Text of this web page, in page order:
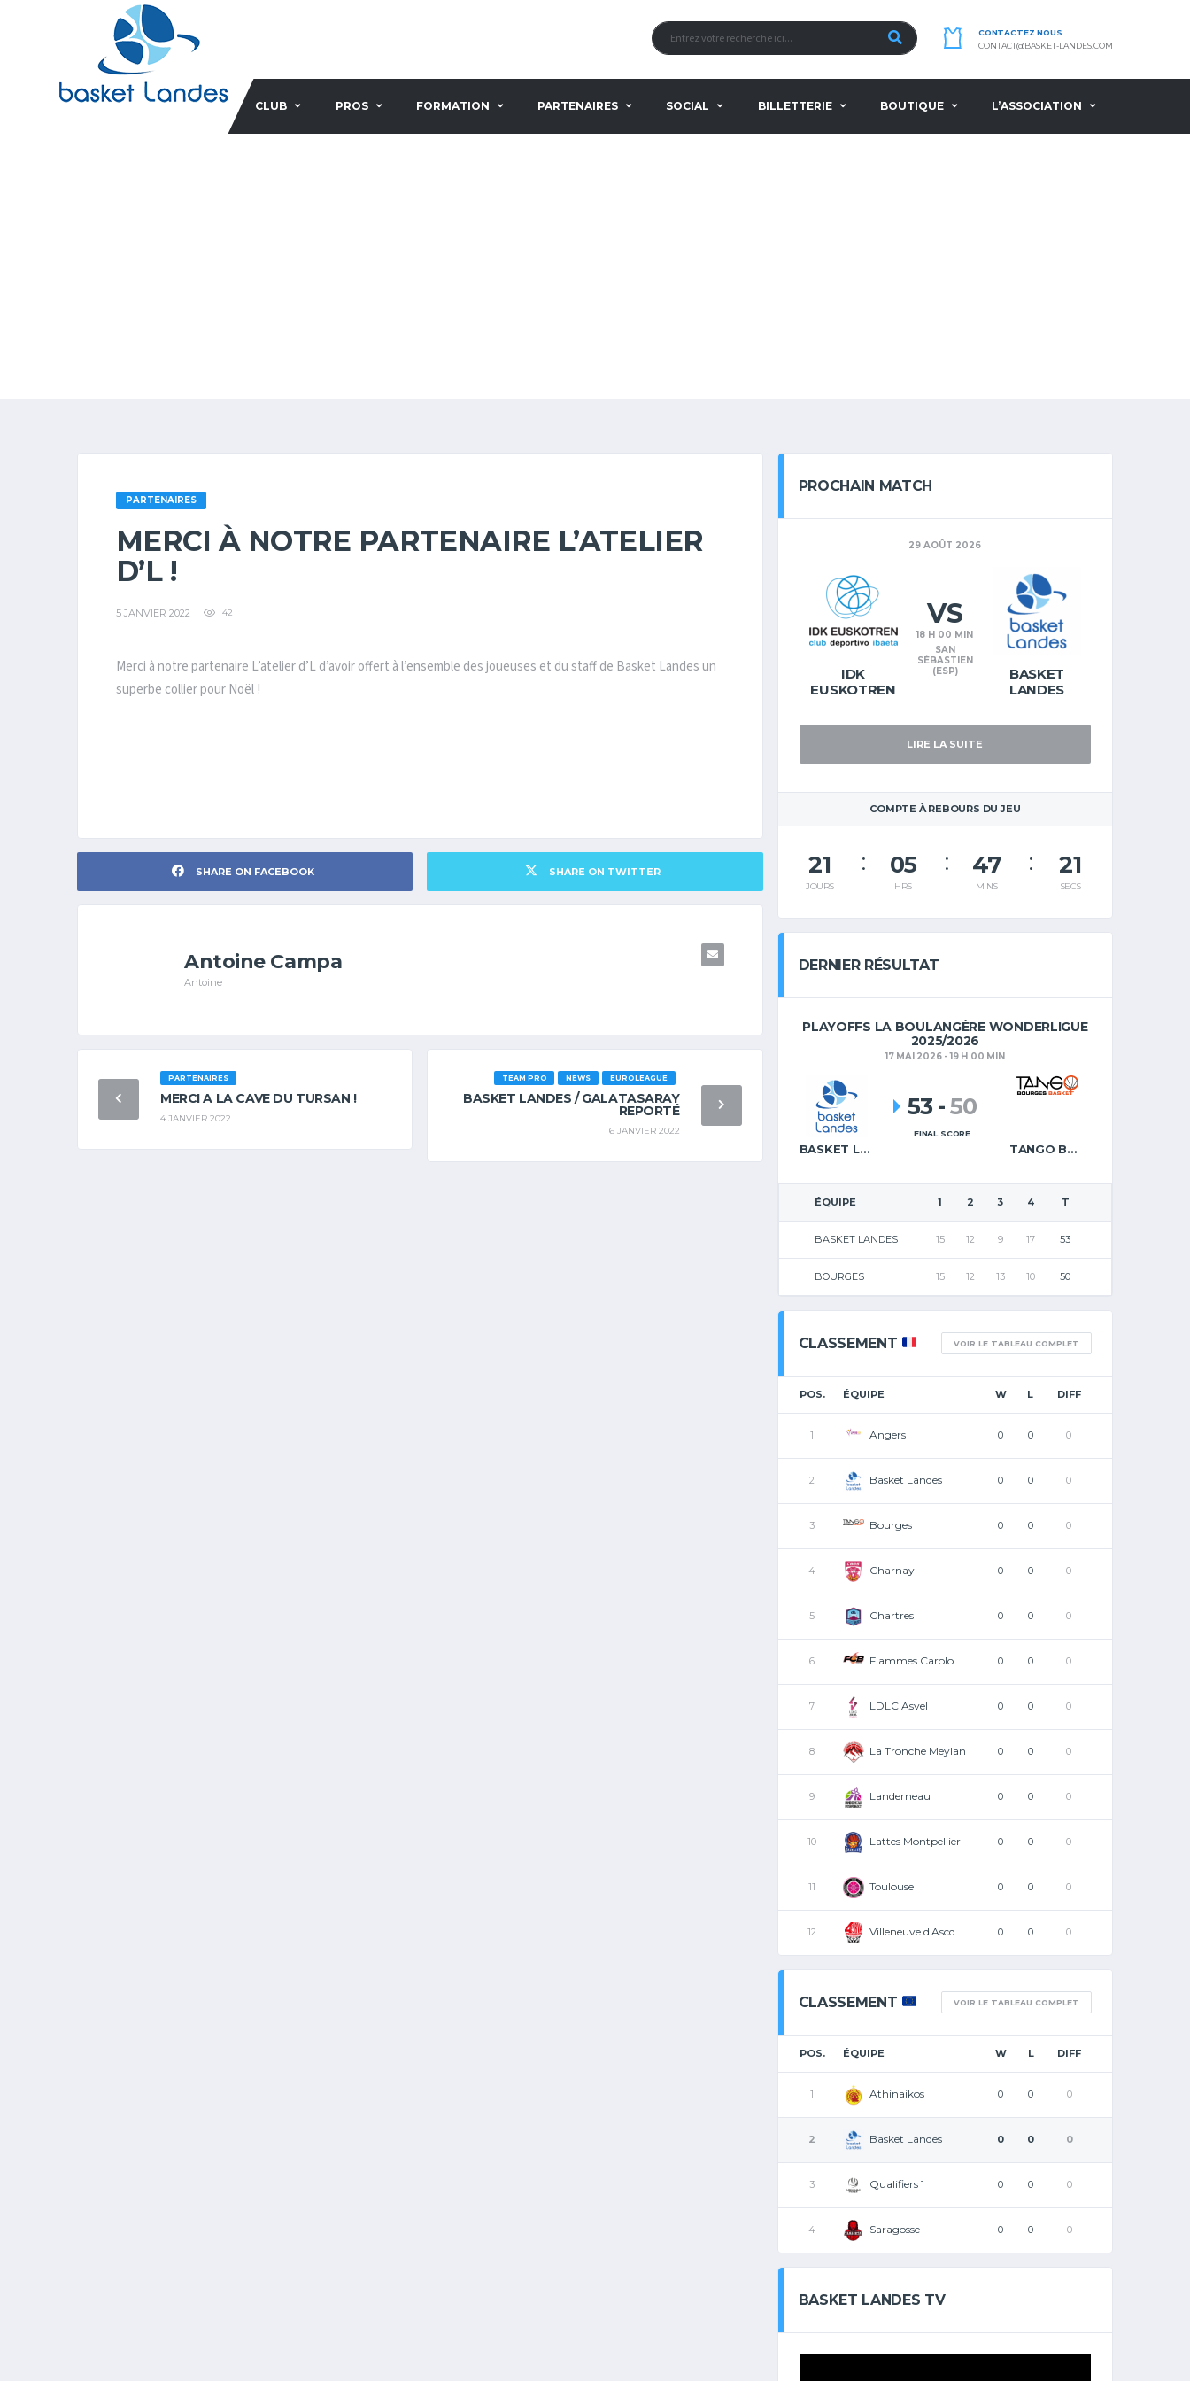
CONTACTEZ NOUS
CONTACT@BASKET-LANDES.COM
CLUB PROS FORMATION PARTENAIRES SOCIAL BILLETTERIE BOUTIQUE L’ASSOCIATION
PARTENAIRES
MERCI À NOTRE PARTENAIRE L’ATELIER
D’L !
5 JANVIER 2022 42
Merci à notre partenaire L’atelier d’L d’avoir offert à l’ensemble des joueuses et du staff de Basket Landes un
superbe collier pour Noël !
SHARE ON FACEBOOK SHARE ON TWITTER
Antoine Campa
Antoine
PARTENAIRES
MERCI A LA CAVE DU TURSAN !
4 JANVIER 2022
EUROLEAGUE
NEWS
TEAM PRO
BASKET LANDES / GALATASARAY
REPORTÉ
6 JANVIER 2022
PROCHAIN MATCH
29 AOÛT 2026
IDK
EUSKOTREN
BASKET
LANDES
VS
18 H 00 MIN
SAN
SÉBASTIEN
(ESP)
LIRE LA SUITE
COMPTE À REBOURS DU JEU
21
JOURS
05
HRS
47
MINS
20
SECS
DERNIER RÉSULTAT
PLAYOFFS LA BOULANGÈRE WONDERLIGUE
2025/2026
17 MAI 2026 - 19 H 00 MIN
BASKET LANDES TANGO BOURGES BASKET
53 -50
FINAL SCORE
ÉQUIPE 1 2 3 4 T
BASKET LANDES 15 12 9 17 53
BOURGES 15 12 13 10 50
CLASSEMENT VOIR LE TABLEAU COMPLET
POS. ÉQUIPE W L DIFF
1 Angers 0 0 0
2 Basket Landes 0 0 0
3 Bourges 0 0 0
4 Charnay 0 0 0
5 Chartres 0 0 0
6 Flammes Carolo 0 0 0
7 LDLC Asvel 0 0 0
8 La Tronche Meylan 0 0 0
9 Landerneau 0 0 0
10 Lattes Montpellier 0 0 0
11 Toulouse 0 0 0
12 Villeneuve d'Ascq 0 0 0
CLASSEMENT VOIR LE TABLEAU COMPLET
POS. ÉQUIPE W L DIFF
1 Athinaikos 0 0 0
2 Basket Landes 0 0 0
3 Qualifiers 1 0 0 0
4 Saragosse 0 0 0
BASKET LANDES TV